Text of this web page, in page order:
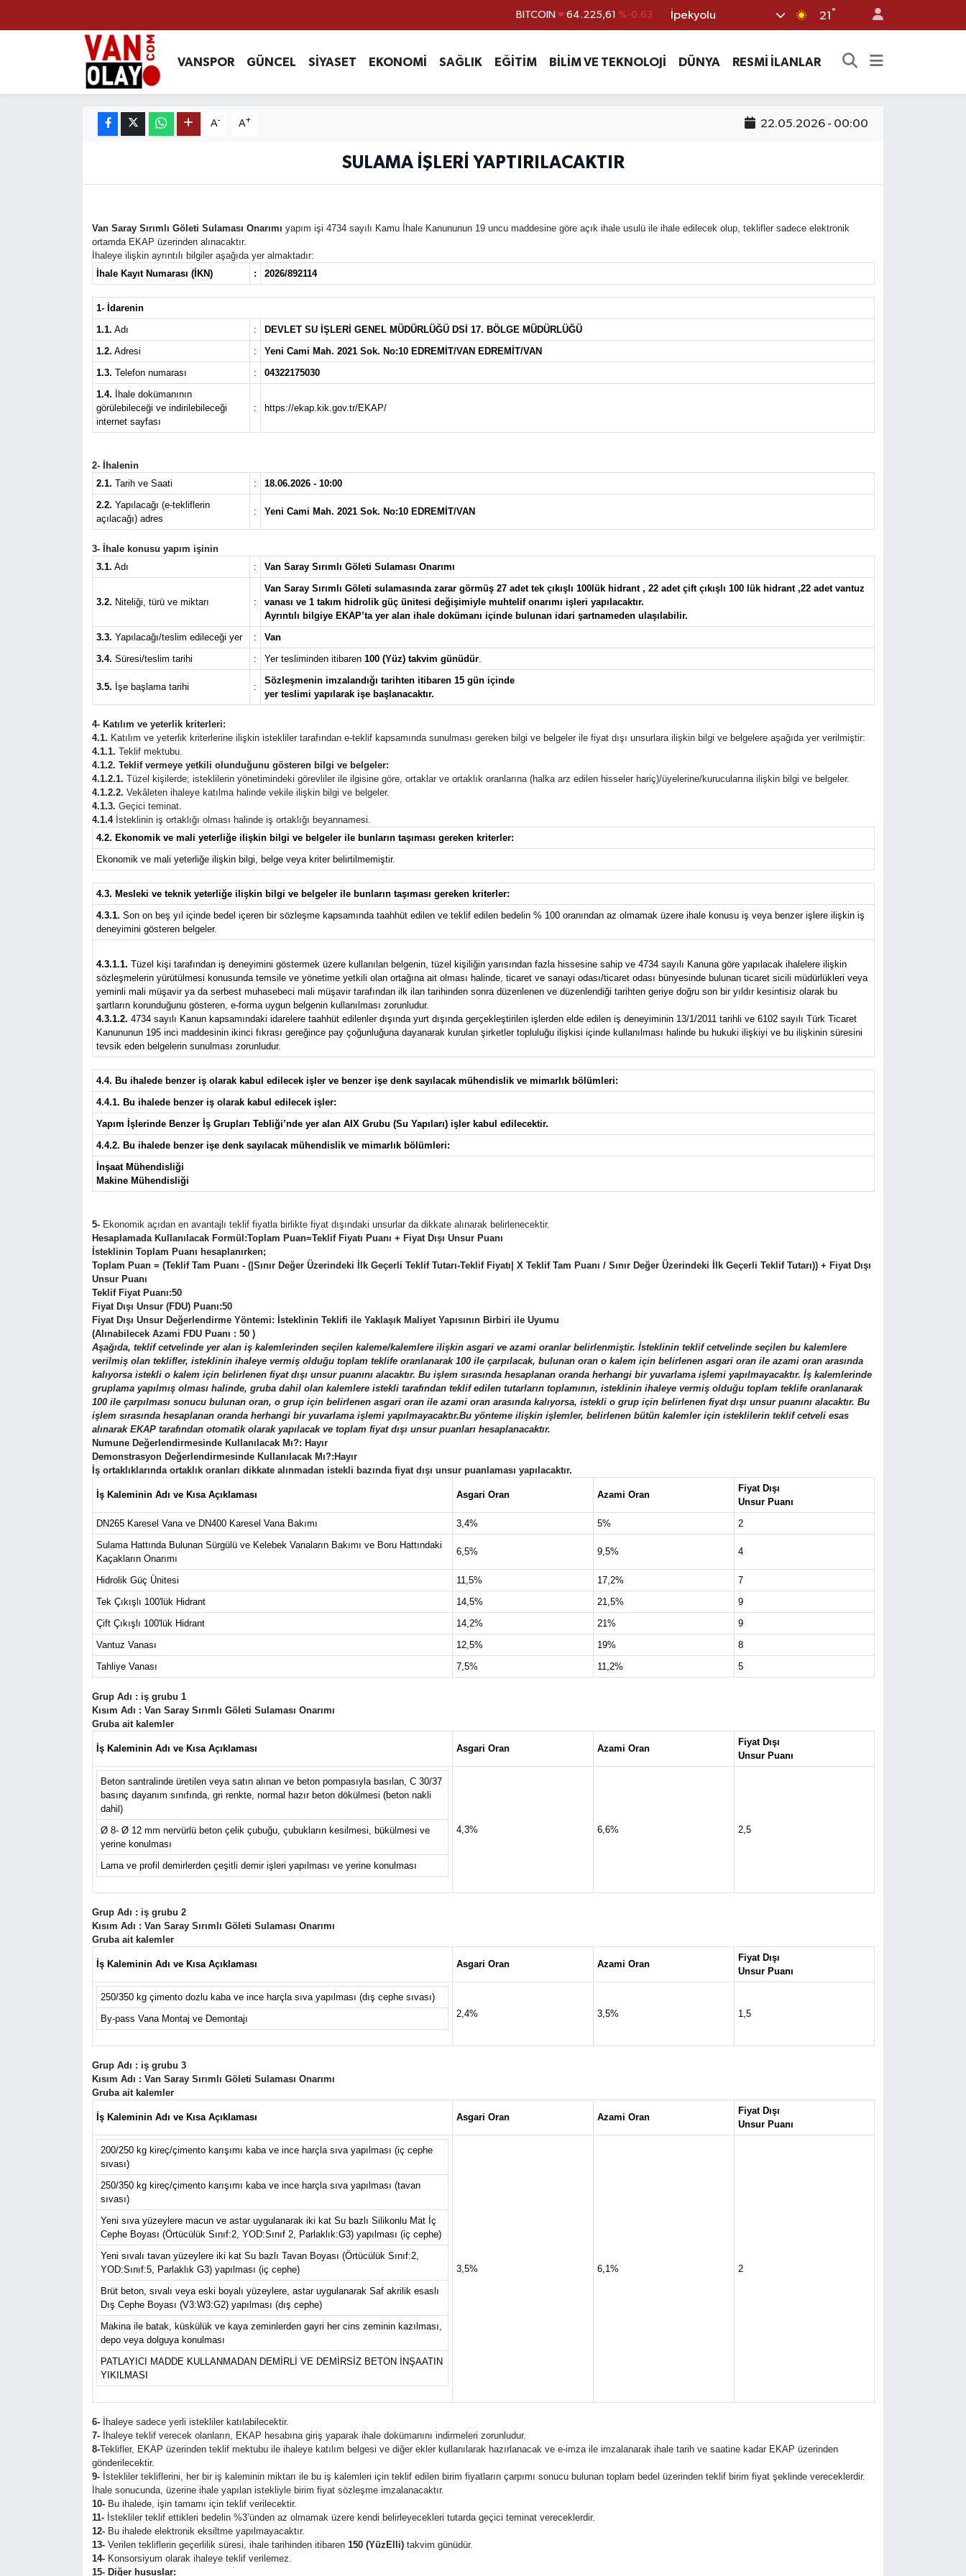
DOLAR 47,7143 %0.16
STERLİN 64,2463 %0.07
GRAM ALTIN 6574.81 %1.44
İpekyolu 21 °
VANSPOR GÜNCEL SİYASET EKONOMİ SAĞLIK EĞİTİM BİLİM VE TEKNOLOJİ DÜNYA RESMİ İLANLAR
A- A+ 22.05.2026 - 00:00
SULAMA İŞLERİ YAPTIRILACAKTIR
Van Saray Sırımlı Göleti Sulaması Onarımı yapım işi 4734 sayılı Kamu İhale Kanununun 19 uncu maddesine göre açık ihale usulü ile ihale edilecek olup, teklifler sadece elektronik
ortamda EKAP üzerinden alınacaktır.
İhaleye ilişkin ayrıntılı bilgiler aşağıda yer almaktadır:
İhale Kayıt Numarası (İKN)
: 2026/892114
1- İdarenin
1.1. Adı :
DEVLET SU İŞLERİ GENEL MÜDÜRLÜĞÜ DSİ 17. BÖLGE MÜDÜRLÜĞÜ
1.2. Adresi :
Yeni Cami Mah. 2021 Sok. No:10 EDREMİT/VAN EDREMİT/VAN
1.3. Telefon numarası :
04322175030
1.4. İhale dokümanının
görülebileceği ve indirilebileceği
internet sayfası
: https://ekap.kik.gov.tr/EKAP/
2- İhalenin
2.1. Tarih ve Saati :
18.06.2026 - 10:00
2.2. Yapılacağı (e-tekliflerin
açılacağı) adres
: Yeni Cami Mah. 2021 Sok. No:10 EDREMİT/VAN
3- İhale konusu yapım işinin
3.1. Adı : Van Saray Sırımlı Göleti Sulaması Onarımı
3.2. Niteliği, türü ve miktarı :
Van Saray Sırımlı Göleti sulamasında zarar görmüş 27 adet tek çıkışlı 100lük hidrant , 22 adet çift çıkışlı 100 lük hidrant ,22 adet vantuz
vanası ve 1 takım hidrolik güç ünitesi değişimiyle muhtelif onarımı işleri yapılacaktır.
Ayrıntılı bilgiye EKAP’ta yer alan ihale dokümanı içinde bulunan idari şartnameden ulaşılabilir.
3.3. Yapılacağı/teslim edileceği yer :
Van
3.4. Süresi/teslim tarihi : Yer tesliminden itibaren 100 (Yüz) takvim günüdür.
3.5. İşe başlama tarihi :
Sözleşmenin imzalandığı tarihten itibaren 15 gün içinde
yer teslimi yapılarak işe başlanacaktır.
4- Katılım ve yeterlik kriterleri:
4.1. Katılım ve yeterlik kriterlerine ilişkin istekliler tarafından e-teklif kapsamında sunulması gereken bilgi ve belgeler ile fiyat dışı unsurlara ilişkin bilgi ve belgelere aşağıda yer verilmiştir:
4.1.1. Teklif mektubu.
4.1.2. Teklif vermeye yetkili olunduğunu gösteren bilgi ve belgeler:
4.1.2.1. Tüzel kişilerde; isteklilerin yönetimindeki görevliler ile ilgisine göre, ortaklar ve ortaklık oranlarına (halka arz edilen hisseler hariç)/üyelerine/kurucularına ilişkin bilgi ve belgeler.
4.1.2.2. Vekâleten ihaleye katılma halinde vekile ilişkin bilgi ve belgeler.
4.1.3. Geçici teminat.
4.1.4İsteklinin iş ortaklığı olması halinde iş ortaklığı beyannamesi.
4.2. Ekonomik ve mali yeterliğe ilişkin bilgi ve belgeler ile bunların taşıması gereken kriterler:
Ekonomik ve mali yeterliğe ilişkin bilgi, belge veya kriter belirtilmemiştir.
4.3. Mesleki ve teknik yeterliğe ilişkin bilgi ve belgeler ile bunların taşıması gereken kriterler:
4.3.1. Son on beş yıl içinde bedel içeren bir sözleşme kapsamında taahhüt edilen ve teklif edilen bedelin % 100 oranından az olmamak üzere ihale konusu iş veya benzer işlere ilişkin iş
deneyimini gösteren belgeler.
4.3.1.1. Tüzel kişi tarafından iş deneyimini göstermek üzere kullanılan belgenin, tüzel kişiliğin yarısından fazla hissesine sahip ve 4734 sayılı Kanuna göre yapılacak ihalelere ilişkin
sözleşmelerin yürütülmesi konusunda temsile ve yönetime yetkili olan ortağına ait olması halinde, ticaret ve sanayi odası/ticaret odası bünyesinde bulunan ticaret sicili müdürlükleri veya
yeminli mali müşavir ya da serbest muhasebeci mali müşavir tarafından ilk ilan tarihinden sonra düzenlenen ve düzenlendiği tarihten geriye doğru son bir yıldır kesintisiz olarak bu
şartların korunduğunu gösteren, e-forma uygun belgenin kullanılması zorunludur.
4.3.1.2. 4734 sayılı Kanun kapsamındaki idarelere taahhüt edilenler dışında yurt dışında gerçekleştirilen işlerden elde edilen iş deneyiminin 13/1/2011 tarihli ve 6102 sayılı Türk Ticaret
Kanununun 195 inci maddesinin ikinci fıkrası gereğince pay çoğunluğuna dayanarak kurulan şirketler topluluğu ilişkisi içinde kullanılması halinde bu hukuki ilişkiyi ve bu ilişkinin süresini
tevsik eden belgelerin sunulması zorunludur.
4.4. Bu ihalede benzer iş olarak kabul edilecek işler ve benzer işe denk sayılacak mühendislik ve mimarlık bölümleri:
4.4.1. Bu ihalede benzer iş olarak kabul edilecek işler:
Yapım İşlerinde Benzer İş Grupları Tebliği’nde yer alan AIX Grubu (Su Yapıları) işler kabul edilecektir.
4.4.2. Bu ihalede benzer işe denk sayılacak mühendislik ve mimarlık bölümleri:
İnşaat Mühendisliği
Makine Mühendisliği
5-Ekonomik açıdan en avantajlı teklif fiyatla birlikte fiyat dışındaki unsurlar da dikkate alınarak belirlenecektir.
Hesaplamada Kullanılacak Formül:Toplam Puan=Teklif Fiyatı Puanı + Fiyat Dışı Unsur Puanı
İsteklinin Toplam Puanı hesaplanırken;
Toplam Puan = (Teklif Tam Puanı - (|Sınır Değer Üzerindeki İlk Geçerli Teklif Tutarı-Teklif Fiyatı| X Teklif Tam Puanı / Sınır Değer Üzerindeki İlk Geçerli Teklif Tutarı)) + Fiyat Dışı
Unsur Puanı
Teklif Fiyat Puanı:50
Fiyat Dışı Unsur (FDU) Puanı:50
Fiyat Dışı Unsur Değerlendirme Yöntemi: İsteklinin Teklifi ile Yaklaşık Maliyet Yapısının Birbiri ile Uyumu
(Alınabilecek Azami FDU Puanı : 50 )
Aşağıda, teklif cetvelinde yer alan iş kalemlerinden seçilen kaleme/kalemlere ilişkin asgari ve azami oranlar belirlenmiştir. İsteklinin teklif cetvelinde seçilen bu kalemlere
verilmiş olan teklifler, isteklinin ihaleye vermiş olduğu toplam teklife oranlanarak 100 ile çarpılacak, bulunan oran o kalem için belirlenen asgari oran ile azami oran arasında
kalıyorsa istekli o kalem için belirlenen fiyat dışı unsur puanını alacaktır. Bu işlem sırasında hesaplanan oranda herhangi bir yuvarlama işlemi yapılmayacaktır. İş kalemlerinde
gruplama yapılmış olması halinde, gruba dahil olan kalemlere istekli tarafından teklif edilen tutarların toplamının, isteklinin ihaleye vermiş olduğu toplam teklife oranlanarak
100 ile çarpılması sonucu bulunan oran, o grup için belirlenen asgari oran ile azami oran arasında kalıyorsa, istekli o grup için belirlenen fiyat dışı unsur puanını alacaktır. Bu
işlem sırasında hesaplanan oranda herhangi bir yuvarlama işlemi yapılmayacaktır.Bu yönteme ilişkin işlemler, belirlenen bütün kalemler için isteklilerin teklif cetveli esas
alınarak EKAP tarafından otomatik olarak yapılacak ve toplam fiyat dışı unsur puanları hesaplanacaktır.
Numune Değerlendirmesinde Kullanılacak Mı?: Hayır
Demonstrasyon Değerlendirmesinde Kullanılacak Mı?:Hayır
İş ortaklıklarında ortaklık oranları dikkate alınmadan istekli bazında fiyat dışı unsur puanlaması yapılacaktır.
İş Kaleminin Adı ve Kısa Açıklaması Asgari Oran Azami Oran
Fiyat Dışı
Unsur Puanı
DN265 Karesel Vana ve DN400 Karesel Vana Bakımı
3,4% 5%
2
Sulama Hattında Bulunan Sürgülü ve Kelebek Vanaların Bakımı ve Boru Hattındaki
Kaçakların Onarımı
6,5% 9,5% 4
Hidrolik Güç Ünitesi 11,5% 17,2%
7
Tek Çıkışlı 100'lük Hidrant
14,5% 21,5%
9
Çift Çıkışlı 100'lük Hidrant
14,2% 21%
9
Vantuz Vanası
12,5% 19%
8
Tahliye Vanası
7,5% 11,2% 5
Grup Adı : iş grubu 1
Kısım Adı : Van Saray Sırımlı Göleti Sulaması Onarımı
Gruba ait kalemler
İş Kaleminin Adı ve Kısa Açıklaması Asgari Oran Azami Oran
Fiyat Dışı
Unsur Puanı
Beton santralinde üretilen veya satın alınan ve beton pompasıyla basılan, C 30/37
basınç dayanım sınıfında, gri renkte, normal hazır beton dökülmesi (beton nakli
dahil)
Ø 8- Ø 12 mm nervürlü beton çelik çubuğu, çubukların kesilmesi, bükülmesi ve
yerine konulması
Lama ve profil demirlerden çeşitli demir işleri yapılması ve yerine konulması
4,3% 6,6% 2,5
Grup Adı : iş grubu 2
Kısım Adı : Van Saray Sırımlı Göleti Sulaması Onarımı
Gruba ait kalemler
İş Kaleminin Adı ve Kısa Açıklaması Asgari Oran Azami Oran
Fiyat Dışı
Unsur Puanı
250/350 kg çimento dozlu kaba ve ince harçla sıva yapılması (dış cephe sıvası)
By-pass Vana Montaj ve Demontajı
2,4% 3,5% 1,5
Grup Adı : iş grubu 3
Kısım Adı : Van Saray Sırımlı Göleti Sulaması Onarımı
Gruba ait kalemler
İş Kaleminin Adı ve Kısa Açıklaması Asgari Oran Azami Oran
Fiyat Dışı
Unsur Puanı
200/250 kg kireç/çimento karışımı kaba ve ince harçla sıva yapılması (iç cephe
sıvası)
250/350 kg kireç/çimento karışımı kaba ve ince harçla sıva yapılması (tavan
sıvası)
Yeni sıva yüzeylere macun ve astar uygulanarak iki kat Su bazlı Silikonlu Mat İç
Cephe Boyası (Örtücülük Sınıf:2, YOD:Sınıf 2, Parlaklık:G3) yapılması (iç cephe)
Yeni sıvalı tavan yüzeylere iki kat Su bazlı Tavan Boyası (Örtücülük Sınıf:2,
YOD:Sınıf:5, Parlaklık G3) yapılması (iç cephe)
Brüt beton, sıvalı veya eski boyalı yüzeylere, astar uygulanarak Saf akrilik esaslı
Dış Cephe Boyası (V3:W3:G2) yapılması (dış cephe)
Makina ile batak, küskülük ve kaya zeminlerden gayri her cins zeminin kazılması,
depo veya dolguya konulması
PATLAYICI MADDE KULLANMADAN DEMİRLİ VE DEMİRSİZ BETON İNŞAATIN
YIKILMASI
3,5% 6,1% 2
6-İhaleye sadece yerli istekliler katılabilecektir.
7-İhaleye teklif verecek olanların, EKAP hesabına giriş yaparak ihale dokümanını indirmeleri zorunludur.
8-Teklifler, EKAP üzerinden teklif mektubu ile ihaleye katılım belgesi ve diğer ekler kullanılarak hazırlanacak ve e-imza ile imzalanarak ihale tarih ve saatine kadar EKAP üzerinden
gönderilecektir.
9-İstekliler tekliflerini, her bir iş kaleminin miktarı ile bu iş kalemleri için teklif edilen birim fiyatların çarpımı sonucu bulunan toplam bedel üzerinden teklif birim fiyat şeklinde vereceklerdir.
İhale sonucunda, üzerine ihale yapılan istekliyle birim fiyat sözleşme imzalanacaktır.
10-Bu ihalede, işin tamamı için teklif verilecektir.
11-İstekliler teklif ettikleri bedelin %3’ünden az olmamak üzere kendi belirleyecekleri tutarda geçici teminat vereceklerdir.
12-Bu ihalede elektronik eksiltme yapılmayacaktır.
13-Verilen tekliflerin geçerlilik süresi, ihale tarihinden itibaren 150 (YüzElli)takvim günüdür.
14-Konsorsiyum olarak ihaleye teklif verilemez.
15- Diğer hususlar:
Vanspor
Bilim & Teknoloji
RESMİ İLANLAR
Van Nöbetçi Eczaneler
Van Hava Durumu
Van Namaz Vakitleri
Tüm Manşetler
Son Dakika Haberleri
Haber Arşivi